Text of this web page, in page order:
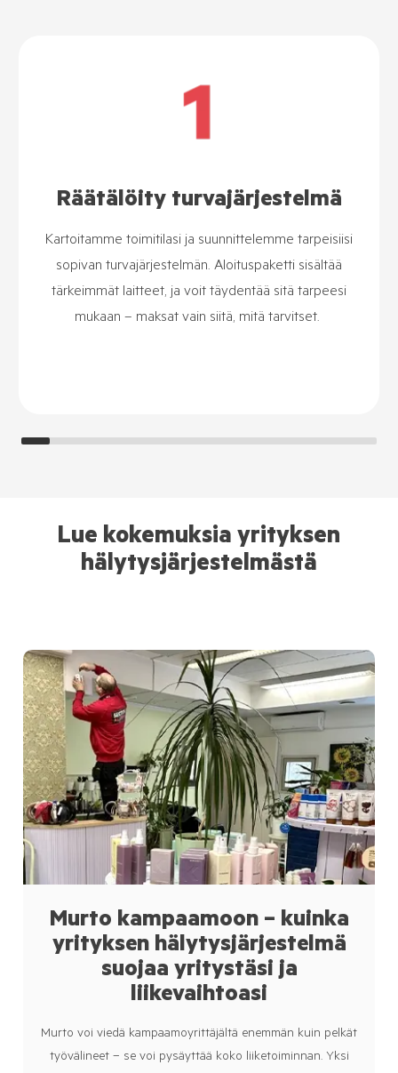
Räätälöity turvajärjestelmä
Kartoitamme toimitilasi ja suunnittelemme tarpeisiisi
sopivan turvajärjestelmän. Aloituspaketti sisältää
tärkeimmät laitteet, ja voit täydentää sitä tarpeesi
mukaan – maksat vain siitä, mitä tarvitset.
Lue kokemuksia yrityksen
hälytysjärjestelmästä
Murto kampaamoon – kuinka
yrityksen hälytysjärjestelmä
suojaa yritystäsi ja
liikevaihtoasi
Murto voi viedä kampaamoyrittäjältä enemmän kuin pelkät
työvälineet – se voi pysäyttää koko liiketoiminnan. Yksi